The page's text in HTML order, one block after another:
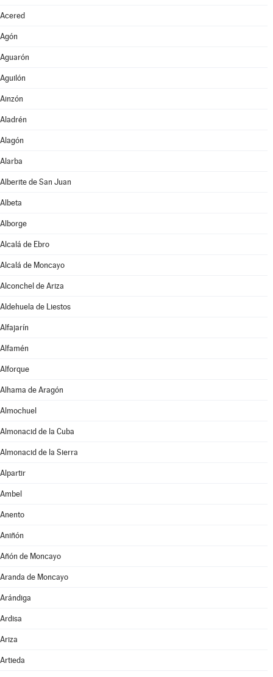
Acered
Agón
Aguarón
Aguilón
Ainzón
Aladrén
Alagón
Alarba
Alberite de San Juan
Albeta
Alborge
Alcalá de Ebro
Alcalá de Moncayo
Alconchel de Ariza
Aldehuela de Liestos
Alfajarín
Alfamén
Alforque
Alhama de Aragón
Almochuel
Almonacid de la Cuba
Almonacid de la Sierra
Alpartir
Ambel
Anento
Aniñón
Añón de Moncayo
Aranda de Moncayo
Arándiga
Ardisa
Ariza
Artieda